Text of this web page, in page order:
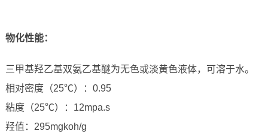
物化性能：
三甲基羟乙基双氨乙基醚为无色或淡黄色液体，可溶于水。
相对密度（25℃）：0.95
粘度（25℃）：12mpa.s
羟值：295mgkoh/g